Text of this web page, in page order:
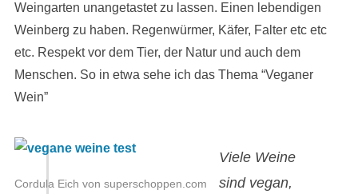
Weingarten unangetastet zu lassen. Einen lebendigen
Weinberg zu haben. Regenwürmer, Käfer, Falter etc etc
etc. Respekt vor dem Tier, der Natur und auch dem
Menschen. So in etwa sehe ich das Thema “Veganer
Wein”
Cordula Eich von superschoppen.com
Viele Weine
sind vegan,